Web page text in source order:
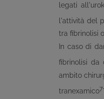
legati
l'attività del
tra fibrinolisi
In caso di
fibrinolisi da
ambito
tranexamico